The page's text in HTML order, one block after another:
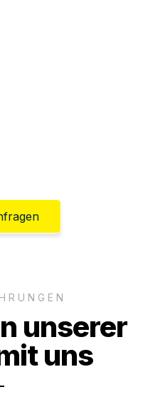
unserer
uns